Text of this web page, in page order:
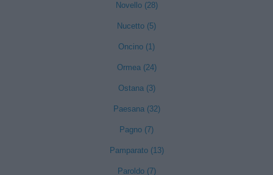
Novello (28)
Nucetto (5)
Oncino (1)
Ormea (24)
Ostana (3)
Paesana (32)
Pagno (7)
Pamparato (13)
Paroldo (7)